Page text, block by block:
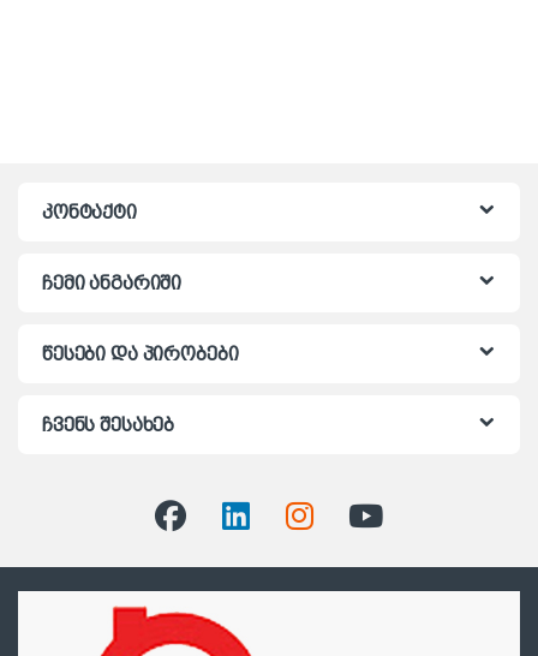
კონტაქტი
ჩემი ანგარიში
წესები და პირობები
ჩვენს შესახებ